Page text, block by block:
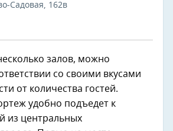
Садовая, 162в
залов, можно
со своими вкусами
от количества гостей.
удобно подъедет к
из центральных